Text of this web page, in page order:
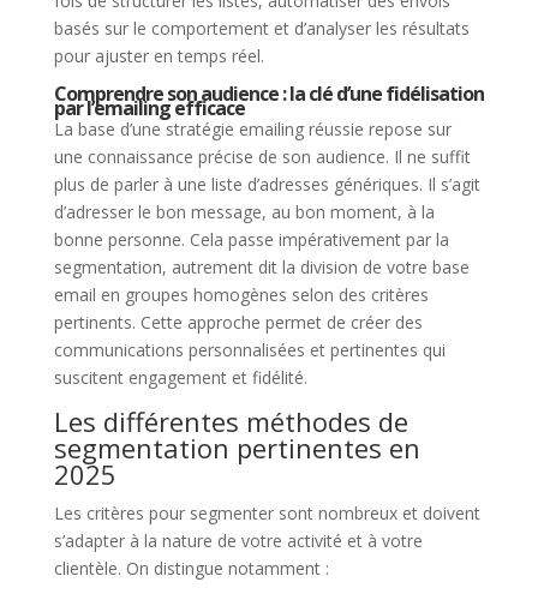
basés sur le comportement et d’analyser les résultats
pour ajuster en temps réel.
Comprendre son audience : la clé d’une fidélisation
par l’emailing efficace
La base d’une stratégie emailing réussie repose sur
une connaissance précise de son audience. Il ne suffit
plus de parler à une liste d’adresses génériques. Il s’agit
d’adresser le bon message, au bon moment, à la
bonne personne. Cela passe impérativement par la
segmentation, autrement dit la division de votre base
email en groupes homogènes selon des critères
pertinents. Cette approche permet de créer des
communications personnalisées et pertinentes qui
suscitent engagement et fidélité.
Les différentes méthodes de
segmentation pertinentes en
2025
Les critères pour segmenter sont nombreux et doivent
s’adapter à la nature de votre activité et à votre
clientèle. On distingue notamment :